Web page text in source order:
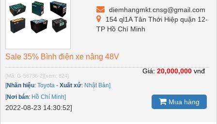
diemhangmkt.cnsg@gmail.com
154 ql1A Tân Thới Hiệp quận 12-
TP Hồ Chí Minh
Sale 35% Bình điện xe nâng 48V
[Mã: G-56736-2][xem: 824]
[Nhãn hiệu: Toyota - Xuất xứ: Nhật Bản]
[Nơi bán: Hồ Chí Minh]
2022-08-23 14:30:52]
Giá: 20,000,000 vnđ
Mua hàng